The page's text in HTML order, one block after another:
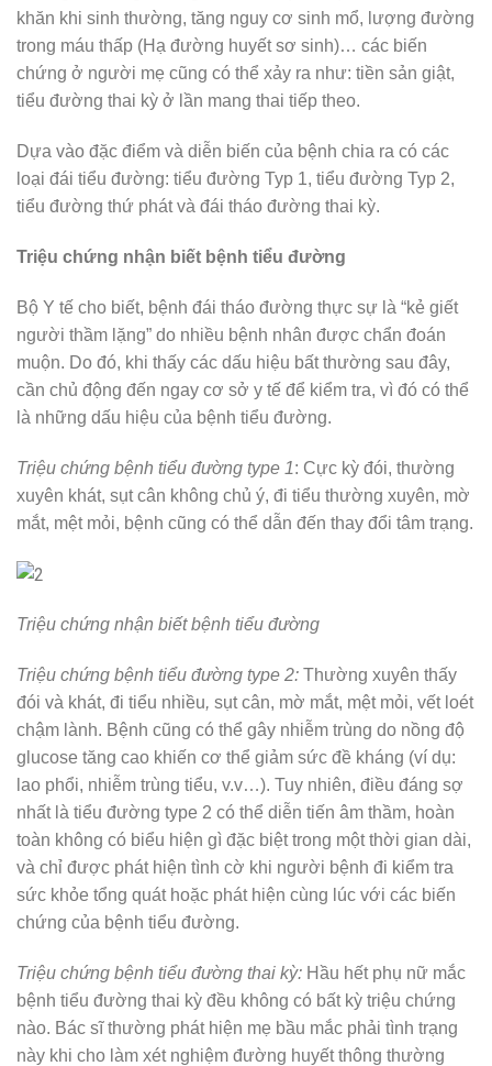
khăn khi sinh thường, tăng nguy cơ sinh mổ, lượng đường
trong máu thấp (Hạ đường huyết sơ sinh)… các biến
chứng ở người mẹ cũng có thể xảy ra như: tiền sản giật,
tiểu đường thai kỳ ở lần mang thai tiếp theo.
Dựa vào đặc điểm và diễn biến của bệnh chia ra có các
loại đái tiểu đường: tiểu đường Typ 1, tiểu đường Typ 2,
tiểu đường thứ phát và đái tháo đường thai kỳ.
Triệu chứng nhận biết bệnh tiểu đường
Bộ Y tế cho biết, bệnh đái tháo đường thực sự là “kẻ giết
người thầm lặng” do nhiều bệnh nhân được chẩn đoán
muộn. Do đó, khi thấy các dấu hiệu bất thường sau đây,
cần chủ động đến ngay cơ sở y tế để kiểm tra, vì đó có thể
là những dấu hiệu của bệnh tiểu đường.
Triệu chứng bệnh tiểu đường type 1: Cực kỳ đói, thường
xuyên khát, sụt cân không chủ ý, đi tiểu thường xuyên, mờ
mắt, mệt mỏi, bệnh cũng có thể dẫn đến thay đổi tâm trạng.
Triệu chứng nhận biết bệnh tiểu đường
Triệu chứng bệnh tiểu đường type 2: Thường xuyên thấy
đói và khát, đi tiểu nhiều, sụt cân, mờ mắt, mệt mỏi, vết loét
chậm lành. Bệnh cũng có thể gây nhiễm trùng do nồng độ
glucose tăng cao khiến cơ thể giảm sức đề kháng (ví dụ:
lao phổi, nhiễm trùng tiểu, v.v…). Tuy nhiên, điều đáng sợ
nhất là tiểu đường type 2 có thể diễn tiến âm thầm, hoàn
toàn không có biểu hiện gì đặc biệt trong một thời gian dài,
và chỉ được phát hiện tình cờ khi người bệnh đi kiểm tra
sức khỏe tổng quát hoặc phát hiện cùng lúc với các biến
chứng của bệnh tiểu đường.
Triệu chứng bệnh tiểu đường thai kỳ: Hầu hết phụ nữ mắc
bệnh tiểu đường thai kỳ đều không có bất kỳ triệu chứng
nào. Bác sĩ thường phát hiện mẹ bầu mắc phải tình trạng
này khi cho làm xét nghiệm đường huyết thông thường